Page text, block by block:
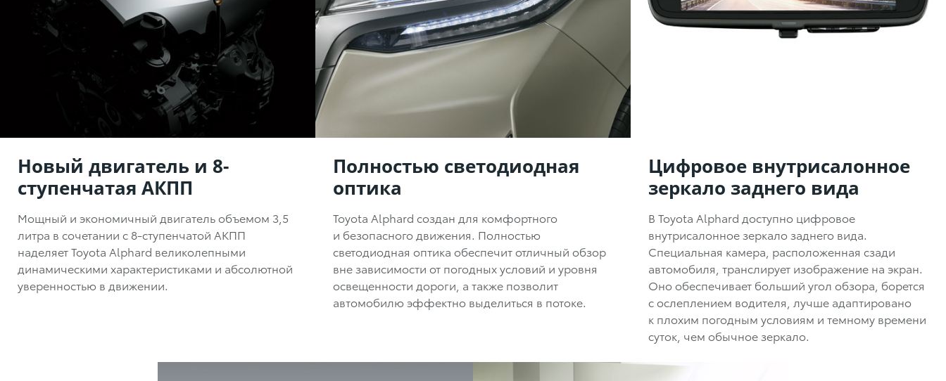
Новый двигатель и 8-
ступенчатая АКПП
Мощный и экономичный двигатель объемом 3,5
литра в сочетании с 8-ступенчатой АКПП
наделяет Toyota Alphard великолепными
динамическими характеристиками и абсолютной
уверенностью в движении.
Полностью светодиодная
оптика
Toyota Alphard создан для комфортного
и безопасного движения. Полностью
светодиодная оптика обеспечит отличный обзор
вне зависимости от погодных условий и уровня
освещенности дороги, а также позволит
автомобилю эффектно выделиться в потоке.
Цифровое внутрисалонное
зеркало заднего вида
В Toyota Alphard доступно цифровое
внутрисалонное зеркало заднего вида.
Специальная камера, расположенная сзади
автомобиля, транслирует изображение на экран.
Оно обеспечивает больший угол обзора, борется
с ослеплением водителя, лучше адаптировано
к плохим погодным условиям и темному времени
суток, чем обычное зеркало.